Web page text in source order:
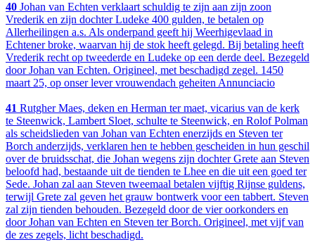
40 Johan van Echten verklaart schuldig te zijn aan zijn zoon
Vrederik en zijn dochter Ludeke 400 gulden, te betalen op
Allerheilingen a.s. Als onderpand geeft hij Weerhigevlaad in
Echtener broke, waarvan hij de stok heeft gelegd. Bij betaling heeft
Vrederik recht op tweederde en Ludeke op een derde deel. Bezegeld
door Johan van Echten. Origineel, met beschadigd zegel. 1450
maart 25, op onser lever vrouwendach geheiten Annunciacio
41 Rutgher Maes, deken en Herman ter maet, vicarius van de kerk
te Steenwick, Lambert Sloet, schulte te Steenwick, en Rolof Polman
als scheidslieden van Johan van Echten enerzijds en Steven ter
Borch anderzijds, verklaren hen te hebben gescheiden in hun geschil
over de bruidsschat, die Johan wegens zijn dochter Grete aan Steven
beloofd had, bestaande uit de tienden te Lhee en die uit een goed ter
Sede. Johan zal aan Steven tweemaal betalen vijftig Rijnse guldens,
terwijl Grete zal geven het grauw bontwerk voor een tabbert. Steven
zal zijn tienden behouden. Bezegeld door de vier oorkonders en
door Johan van Echten en Steven ter Borch. Origineel, met vijf van
de zes zegels, licht beschadigd.